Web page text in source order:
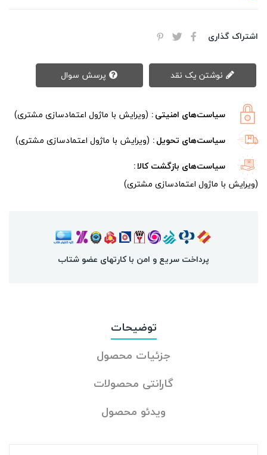
اشتراک گذاری
سیاست‌های امنیتی (ویرایش با ماژول اعتمادسازی مشتری)
سیاست‌های تحویل (ویرایش با ماژول اعتمادسازی مشتری)
سیاست‌های بازگشت کالا
(ویرایش با ماژول اعتمادسازی مشتری)
پرداخت سریع و امن با کارتهای عضو شتاب
توضیحات
جزئیات محصول
گارانتی محصولات
ویدئو محصول